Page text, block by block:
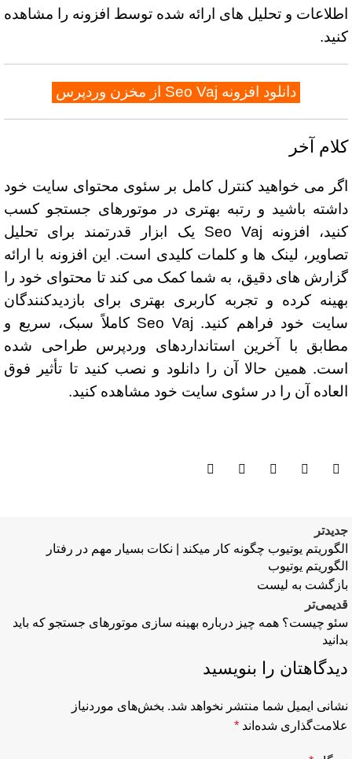
اطلاعات و تحلیل های ارائه شده توسط افزونه را مشاهده
کنید.
دانلود افزونه Seo Vaj از مخزن وردپرس
کلام آخر
اگر می خواهید کنترل کامل بر سئوی محتوای سایت خود
داشته باشید و رتبه بهتری در موتورهای جستجو کسب
کنید، افزونه Seo Vaj یک ابزار قدرتمند برای تحلیل
تصاویر، لینک ها و کلمات کلیدی است. این افزونه با ارائه
گزارش های دقیق، به شما کمک می کند تا محتوای خود را
بهینه کرده و تجربه کاربری بهتری برای بازدیدکنندگان
سایت خود فراهم کنید. Seo Vaj کاملاً سبک، سریع و
مطابق با آخرین استانداردهای وردپرس طراحی شده
است. همین حالا آن را دانلود و نصب کنید تا تأثیر فوق
العاده آن را در سئوی سایت خود مشاهده کنید.
جدیدتر
الگوریتم یوتیوب چگونه کار میکند | نکات بسیار مهم در رفتار
الگوریتم یوتیوب
بازگشت به لیست
قدیمی‌تر
سئو چیست؟ همه چیز درباره بهینه‌ سازی موتورهای جستجو که باید
بدانید
دیدگاهتان را بنویسید
نشانی ایمیل شما منتشر نخواهد شد. بخش‌های موردنیاز
علامت‌گذاری شده‌اند *